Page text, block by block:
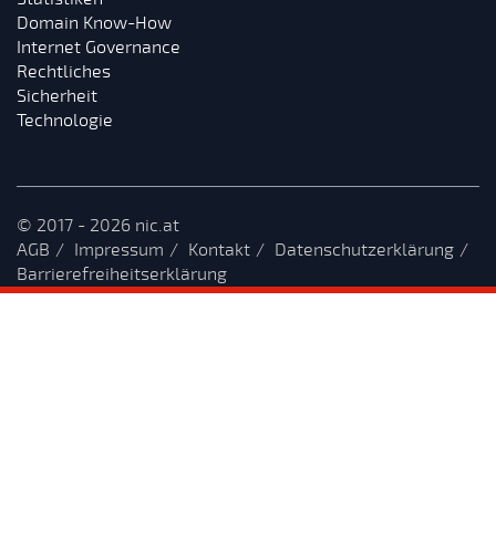
Domain Know-How
Internet Governance
Rechtliches
Sicherheit
Technologie
© 2017 - 2026 nic.at
AGB
Impressum Kontakt
Datenschutzerklärung
Barrierefreiheitserklärung